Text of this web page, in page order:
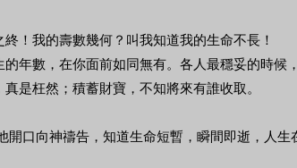
！我的壽數幾何？叫我知道我的生命不長！
年數，在你面前如同無有。各人最穩妥的時候
是枉然；積蓄財寶，不知將來有誰收取。
開口向神禱告，知道生命短暫，瞬間即逝，人生